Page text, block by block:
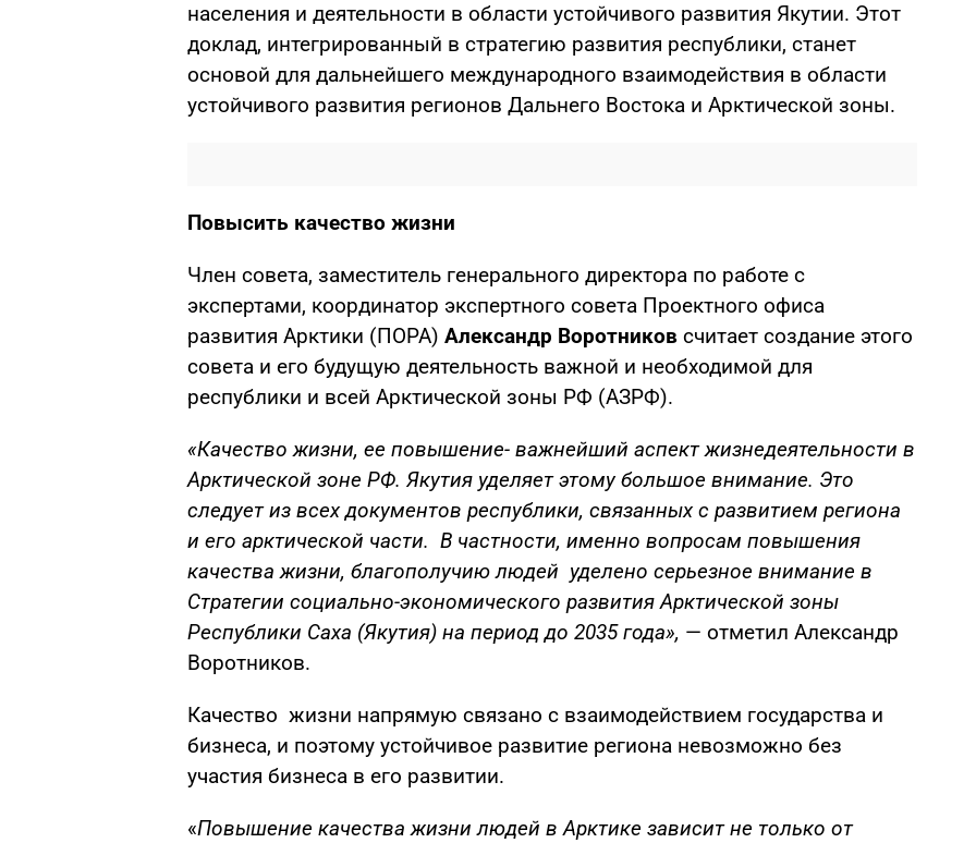
населения и деятельности в области устойчивого развития Якутии. Этот
доклад, интегрированный в стратегию развития республики, станет
основой для дальнейшего международного взаимодействия в области
устойчивого развития регионов Дальнего Востока и Арктической зоны.
Повысить качество жизни
Член совета, заместитель генерального директора по работе с
экспертами, координатор экспертного совета Проектного офиса
развития Арктики (ПОРА) Александр Воротников считает создание этого
совета и его будущую деятельность важной и необходимой для
республики и всей Арктической зоны РФ (АЗРФ).
«Качество жизни, ее повышение- важнейший аспект жизнедеятельности в
Арктической зоне РФ. Якутия уделяет этому большое внимание. Это
следует из всех документов республики, связанных с развитием региона
и его арктической части. В частности, именно вопросам повышения
качества жизни, благополучию людей уделено серьезное внимание в
Стратегии социально-экономического развития Арктической зоны
Республики Саха (Якутия) на период до 2035 года», — отметил Александр
Воротников.
Качество жизни напрямую связано с взаимодействием государства и
бизнеса, и поэтому устойчивое развитие региона невозможно без
участия бизнеса в его развитии.
«Повышение качества жизни людей в Арктике зависит не только от